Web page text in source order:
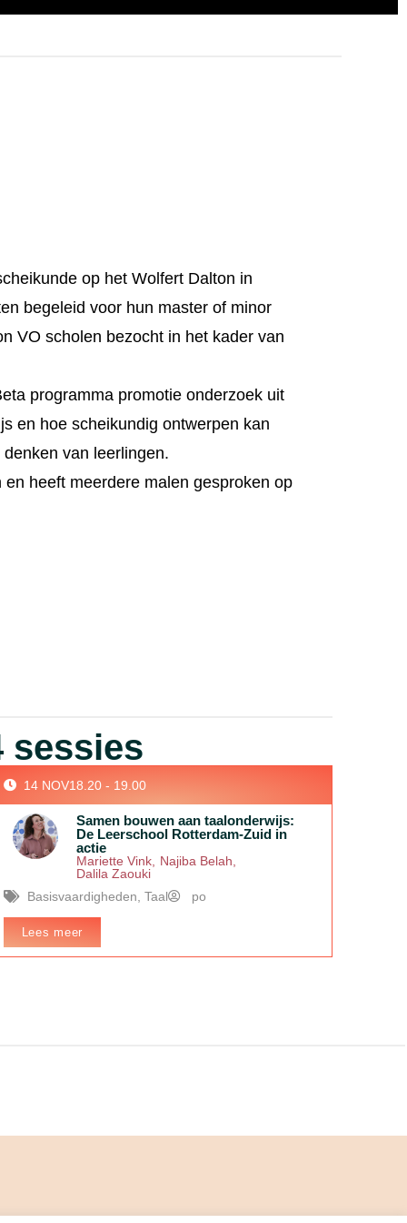
op het Wolfert Dalton in
begeleid voor hun master of minor
VO scholen bezocht in het kader van
programma promotie onderzoek uit
en hoe scheikundig ontwerpen kan
van leerlingen.
heeft meerdere malen gesproken op
sessies
14 NOV18.20 - 19.00
Samen bouwen aan taalonderwijs:
De Leerschool Rotterdam-Zuid in
actie
Mariette Vink, Najiba Belah
Dalila Zaouki
Basisvaardigheden Taal po
Lees meer